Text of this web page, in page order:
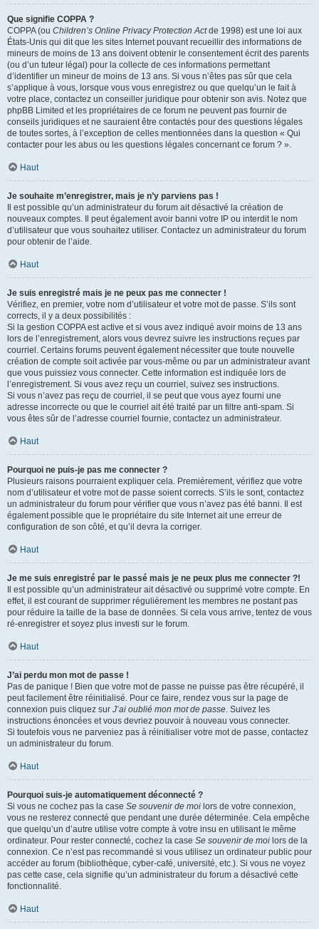
Que signifie COPPA ?
COPPA (ou Children’s Online Privacy Protection Actde 1998) est une loi aux
États-Unis qui dit que les sites Internet pouvant recueillir des informations de
mineurs de moins de 13 ans doivent obtenir le consentement écrit des parents
(ou d’un tuteur légal) pour la collecte de ces informations permettant
d’identifier un mineur de moins de 13 ans. Si vous n’êtes pas sûr que cela
s’applique à vous, lorsque vous vous enregistrez ou que quelqu’un le fait à
votre place, contactez un conseiller juridique pour obtenir son avis. Notez que
phpBB Limited et les propriétaires de ce forum ne peuvent pas fournir de
conseils juridiques et ne sauraient être contactés pour des questions légales
de toutes sortes, à l’exception de celles mentionnées dans la question « Qui
contacter pour les abus ou les questions légales concernant ce forum ? ».
Haut
Je souhaite m’enregistrer, mais je n’y parviens pas !
Il est possible qu’un administrateur du forum ait désactivé la création de
nouveaux comptes. Il peut également avoir banni votre IP ou interdit le nom
d’utilisateur que vous souhaitez utiliser. Contactez un administrateur du forum
pour obtenir de l’aide.
Haut
Je suis enregistré mais je ne peux pas me connecter !
Vérifiez, en premier, votre nom d’utilisateur et votre mot de passe. S’ils sont
corrects, il y a deux possibilités :
Si la gestion COPPA est active et si vous avez indiqué avoir moins de 13 ans
lors de l’enregistrement, alors vous devrez suivre les instructions reçues par
courriel. Certains forums peuvent également nécessiter que toute nouvelle
création de compte soit activée par vous-même ou par un administrateur avant
que vous puissiez vous connecter. Cette information est indiquée lors de
l’enregistrement. Si vous avez reçu un courriel, suivez ses instructions.
Si vous n’avez pas reçu de courriel, il se peut que vous ayez fourni une
adresse incorrecte ou que le courriel ait été traité par un filtre anti-spam. Si
vous êtes sûr de l’adresse courriel fournie, contactez un administrateur.
Haut
Pourquoi ne puis-je pas me connecter ?
Plusieurs raisons pourraient expliquer cela. Premièrement, vérifiez que votre
nom d’utilisateur et votre mot de passe soient corrects. S’ils le sont, contactez
un administrateur du forum pour vérifier que vous n’avez pas été banni. Il est
également possible que le propriétaire du site Internet ait une erreur de
configuration de son côté, et qu’il devra la corriger.
Haut
Je me suis enregistré par le passé mais je ne peux plus me connecter ?!
Il est possible qu’un administrateur ait désactivé ou supprimé votre compte. En
effet, il est courant de supprimer régulièrement les membres ne postant pas
pour réduire la taille de la base de données. Si cela vous arrive, tentez de vous
ré-enregistrer et soyez plus investi sur le forum.
Haut
J’ai perdu mon mot de passe !
Pas de panique ! Bien que votre mot de passe ne puisse pas être récupéré, il
peut facilement être réinitialisé. Pour ce faire, rendez vous sur la page de
connexion puis cliquez sur J’ai oublié mon mot de passe. Suivez les
instructions énoncées et vous devriez pouvoir à nouveau vous connecter.
Si toutefois vous ne parveniez pas à réinitialiser votre mot de passe, contactez
un administrateur du forum.
Haut
Pourquoi suis-je automatiquement déconnecté ?
Si vous ne cochez pas la case Se souvenir de moi lors de votre connexion,
vous ne resterez connecté que pendant une durée déterminée. Cela empêche
que quelqu’un d’autre utilise votre compte à votre insu en utilisant le même
ordinateur. Pour rester connecté, cochez la case Se souvenir de moi lors de la
connexion. Ce n’est pas recommandé si vous utilisez un ordinateur public pour
accéder au forum (bibliothèque, cyber-café, université, etc.). Si vous ne voyez
pas cette case, cela signifie qu’un administrateur du forum a désactivé cette
fonctionnalité.
Haut